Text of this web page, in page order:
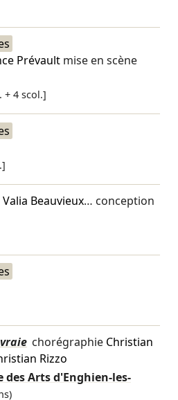
Prévaultmise en scène
+ 4 scol.]
Valia Beauvieux… conception
chorégraphie Christian
Rizzo
des Arts d'Enghien-les-